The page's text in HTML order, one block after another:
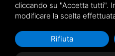
Sitemap|Privacy
cliccando su "Accetta tutti".
modificare la scelta
Rifiuta